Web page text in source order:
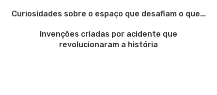
Curiosidades sobre o espaço que desafiam o que...
Invenções criadas por acidente que
revolucionaram a história